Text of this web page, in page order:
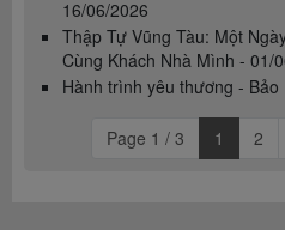
16/06/2026
Thập Tự Vũng Tàu: Một
Cùng Khách Nhà Mình - 01/
Hành trình yêu thương -
Page 1 / 3 1 2